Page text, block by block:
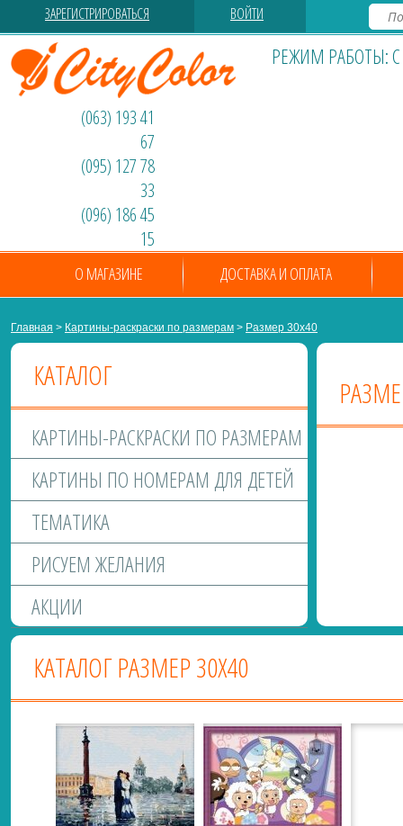
ЗАРЕГИСТРИРОВАТЬСЯ ВОЙТИ
РЕЖИМ РАБОТЫ: С
(063) 193 41
67
(095) 127 78
33
(096) 186 45
15
О МАГАЗИНЕ ДОСТАВКА И ОПЛАТА
Главная > Картины-раскраски по размерам > Размер 30х40
КАТАЛОГ
КАРТИНЫ-РАСКРАСКИ ПО РАЗМЕРАМ
КАРТИНЫ ПО НОМЕРАМ ДЛЯ ДЕТЕЙ
ТЕМАТИКА
РИСУЕМ ЖЕЛАНИЯ
АКЦИИ
КАТАЛОГ РАЗМЕР 30Х40